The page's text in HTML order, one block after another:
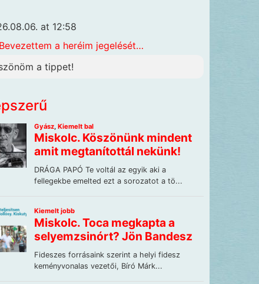
at 12:58
Bevezettem a heréim jegelését…
a tippet!